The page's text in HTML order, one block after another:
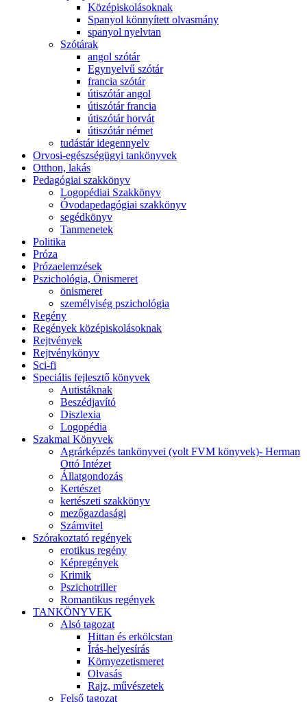
Középiskolásoknak
Spanyol könnyített olvasmány
spanyol nyelvtan
Szótárak
angol szótár
Egynyelvű szótár
francia szótár
útiszótár angol
útiszótár francia
útiszótár horvát
útiszótár német
tudástár idegennyelv
Orvosi-egészségügyi tankönyvek
Otthon, lakás
Pedagógiai szakkönyv
Logopédiai Szakkönyv
Óvodapedagógiai szakkönyv
segédkönyv
Tanmenetek
Politika
Próza
Prózaelemzések
Pszichológia, Önismeret
önismeret
személyiség pszichológia
Regény
Regények középiskolásoknak
Rejtvények
Rejtvénykönyv
Sci-fi
Speciális fejlesztő könyvek
Autistáknak
Beszédjavító
Diszlexia
Logopédia
Szakmai Könyvek
Agrárképzés tankönyvei (volt FVM könyvek)- Herman
Ottó Intézet
Állatgondozás
Kertészet
kertészeti szakkönyv
mezőgazdasági
Számvitel
Szórakoztató regények
erotikus regény
Képregények
Krimik
Pszichotriller
Romantikus regények
TANKÖNYVEK
Alsó tagozat
Hittan és erkölcstan
Írás-helyesírás
Környezetismeret
Olvasás
Rajz, művészetek
Felső tagozat